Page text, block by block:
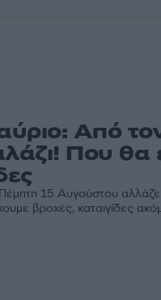
Από
Που θα
15 Αυγούστου
βροχές, καταιγίδες